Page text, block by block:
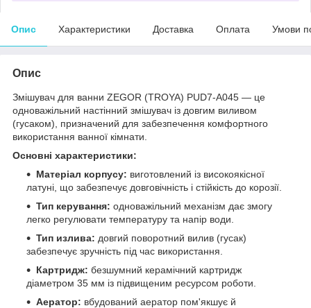
Опис Характеристики Доставка Оплата Умови
Опис
Змішувач для ванни ZEGOR (TROYA) PUD7-A045 — це
одноважільний настінний змішувач із довгим виливом
(гусаком), призначений для забезпечення комфортного
використання ванної кімнати.
Основні характеристики:
Матеріал корпусу: виготовлений із високоякісної
латуні, що забезпечує довговічність і стійкість до корозії.
Тип керування: одноважільний механізм дає змогу
легко регулювати температуру та напір води.
Тип излива: довгий поворотний вилив (гусак)
забезпечує зручність під час використання.
Картридж: безшумний керамічний картридж
діаметром 35 мм із підвищеним ресурсом роботи.
Аератор: вбудований аератор пом'якшує й